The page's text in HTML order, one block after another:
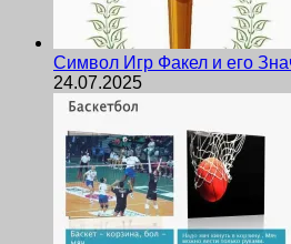
Символ Игр Факел и его
24.07.2025